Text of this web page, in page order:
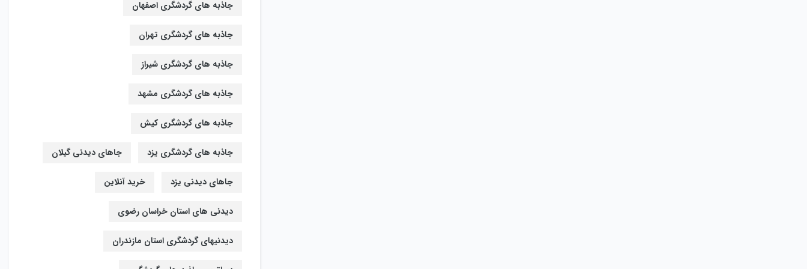
جاذبه های گردشگری اصفهان
جاذبه های گردشگری تهران
جاذبه های گردشگری شیراز
جاذبه های گردشگری مشهد
جاذبه های گردشگری کیش
جاذبه های گردشگری یزد جاهای دیدنی گیلان
جاهای دیدنی یزد خرید آنلاین
دیدنی های استان خراسان رضوی
دیدنیهای گردشگری استان مازندران